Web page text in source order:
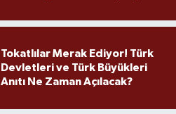
Tokatlılar Merak Ediyor! Türk
Devletleri ve Türk Büyükleri
Anıtı Ne Zaman Açılacak?